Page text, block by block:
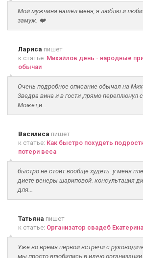
Мой мужчина нашёл меня, я люблю и
замуж. ❤️
Лариса пишет
к статье: Михайлов день - народные
обычаи
Очень подробное описание обычая на
3ведра вина и в гости ,прямо переплюнул
Может,и...
Василиса пишет
к статье: Как быстро похудеть
потери веса
быстро не стоит вообще худеть. у меня
диете венеры шариповой. консультация
для...
Татьяна пишет
к статье: Организатор свадеб
Уже во время первой встречи с
мы просто влюбились в идею